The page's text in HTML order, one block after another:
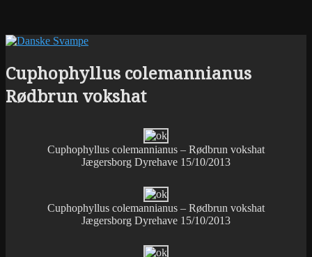
Cuphophyllus colemannianus
Rødbrun vokshat
Cuphophyllus colemannianus – Rødbrun vokshat
Jægersborg Dyrehave 15/10/2013
Cuphophyllus colemannianus – Rødbrun vokshat
Jægersborg Dyrehave 15/10/2013